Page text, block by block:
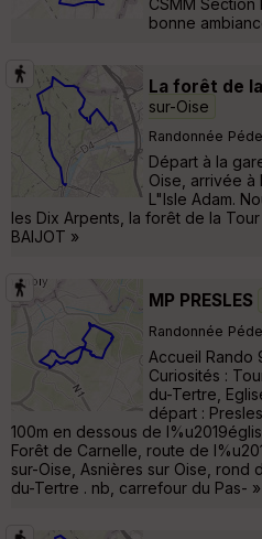
CSMM
bonne
La forêt de
sur-Oise
Randonnée
Départ à la
Oise, arrivée à
L"Isle Adam.
les Dix Arpents, la forêt de la
BAIJOT »
MP PRESLES
Randonnée
Accueil Rando
Curiosités :
du-Tertre,
départ :
100m en dessous de
Forêt de Carnelle, route de
sur-Oise, Asnières sur Oise, rond
du-Tertre . nb, carrefour du Pas- »